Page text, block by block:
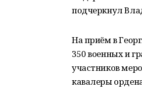
подчеркнул
На приём в
350 военных и
участников
кавалеры